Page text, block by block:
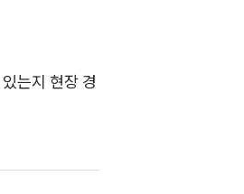
는지 현장 경